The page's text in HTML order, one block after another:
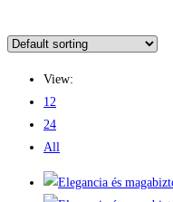
View:
12
24
All